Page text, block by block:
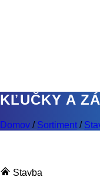
KĽUČKY A
Domov / Sortiment /
Stavba